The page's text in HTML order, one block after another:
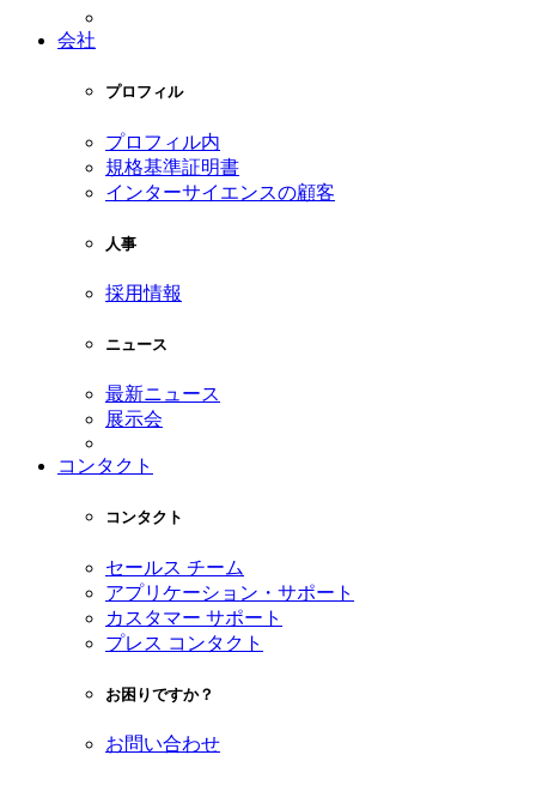
会社
プロフィル
プロフィル内
規格基準証明書
インターサイエンスの顧客
人事
採用情報
ニュース
最新ニュース
展示会
コンタクト
コンタクト
セールス チーム
アプリケーション・サポート
カスタマー サポート
プレス コンタクト
お困りですか？
お問い合わせ